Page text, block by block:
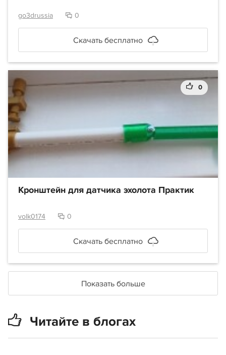
go3drussia 0
Скачать бесплатно
0
Кронштейн для датчика эхолота Практик
volk0174 0
Скачать бесплатно
Показать больше
Читайте в блогах